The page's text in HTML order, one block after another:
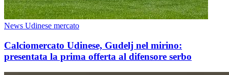
News Udinese mercato
Calciomercato Udinese, Gudelj nel mirino:
presentata la prima offerta al difensore serbo